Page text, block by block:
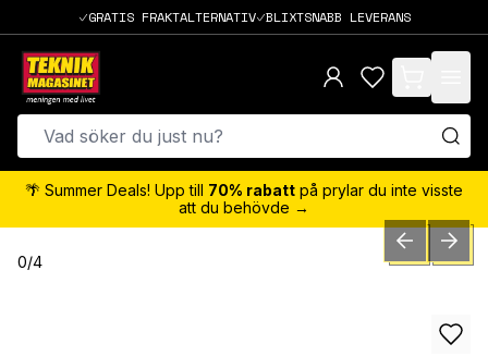
GRATIS FRAKTALTERNATIV BLIXTSNABB LEVERANS
items in cart,
🌴 Summer Deals! Upp till 70% rabatt på prylar du inte visste
att du behövde →
0/4 PREVIOUSNEXT